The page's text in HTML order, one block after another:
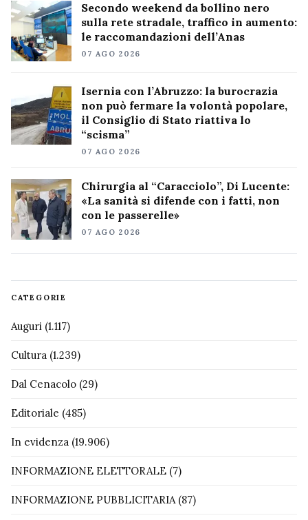
Secondo weekend da bollino nero
sulla rete stradale, traffico in aumento:
le raccomandazioni dell’Anas
07 AGO 2026
Isernia con l’Abruzzo: la burocrazia
non può fermare la volontà popolare,
il Consiglio di Stato riattiva lo
“scisma”
07 AGO 2026
Chirurgia al “Caracciolo”, Di Lucente:
«La sanità si difende con i fatti, non
con le passerelle»
07 AGO 2026
CATEGORIE
Auguri (1.117)
Cultura (1.239)
Dal Cenacolo (29)
Editoriale (485)
In evidenza (19.906)
INFORMAZIONE ELETTORALE (7)
INFORMAZIONE PUBBLICITARIA(87)